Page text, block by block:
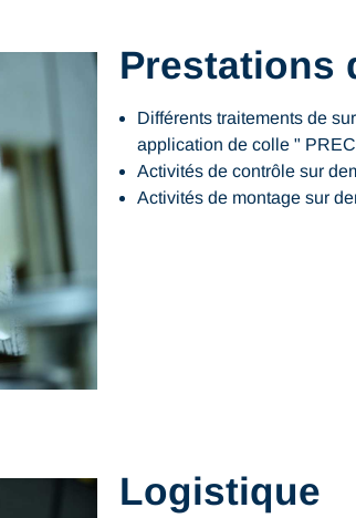
Prestations
Différents traitements de
application de colle "
Activités de contrôle sur
Activités de montage sur
Logistique